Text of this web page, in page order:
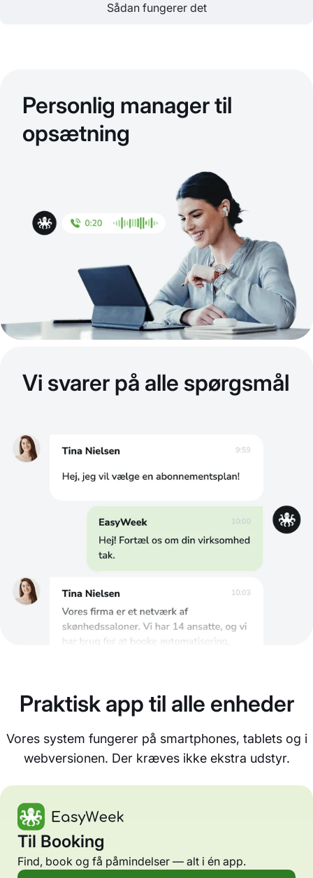
Sådan fungerer det
Personlig manager til
opsætning
Vi svarer på alle spørgsmål
Praktisk app til alle enheder
Vores system fungerer på smartphones, tablets og i
webversionen. Der kræves ikke ekstra udstyr.
Til Booking
Find, book og få påmindelser — alt i én app.